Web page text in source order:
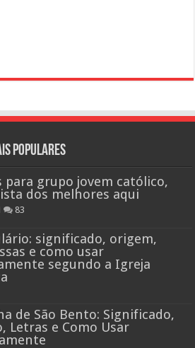
Populares
para grupo jovem católico,
dos melhores aqui
83
significado, origem,
e como usar
segundo a Igreja
de São Bento: Significado,
Letras e Como Usar